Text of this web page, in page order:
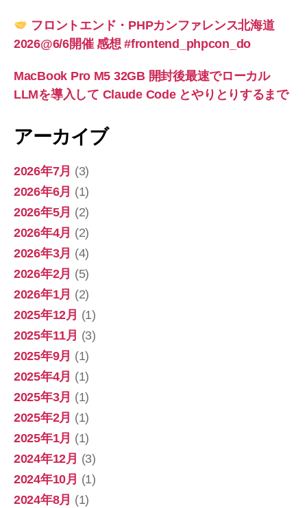
フロントエンド・PHPカンファレンス北海道
2026@6/6開催 感想 #frontend_phpcon_do
MacBook Pro M5 32GB 開封後最速でローカル
LLMを導入して Claude Code とやりとりするまで
アーカイブ
2026年7月 (3)
2026年6月 (1)
2026年5月 (2)
2026年4月 (2)
2026年3月 (4)
2026年2月 (5)
2026年1月 (2)
2025年12月 (1)
2025年11月 (3)
2025年9月 (1)
2025年4月 (1)
2025年3月 (1)
2025年2月 (1)
2025年1月 (1)
2024年12月 (3)
2024年10月 (1)
2024年8月 (1)